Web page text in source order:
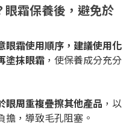
霜保養後，避免於
眼霜使用順序，建議使用化
塗抹眼霜 ，使保養成分充分
眼周重複疊擦其他產品 ，以
擔，導致毛孔阻塞。